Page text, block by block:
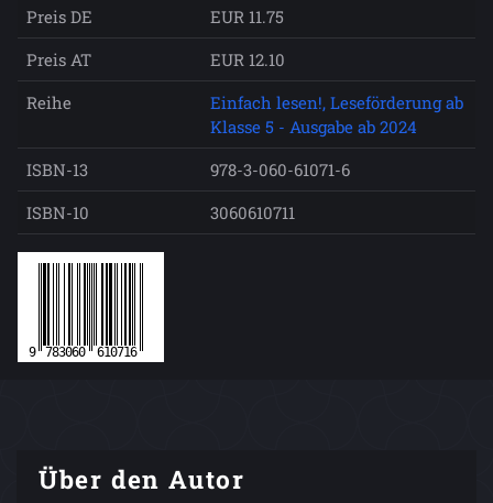
Preis DE
EUR 11.75
Preis AT
EUR 12.10
Reihe
Einfach lesen!, Leseförderung ab
Klasse 5 - Ausgabe ab 2024
ISBN-13
978-3-060-61071-6
ISBN-10
3060610711
Über den Autor